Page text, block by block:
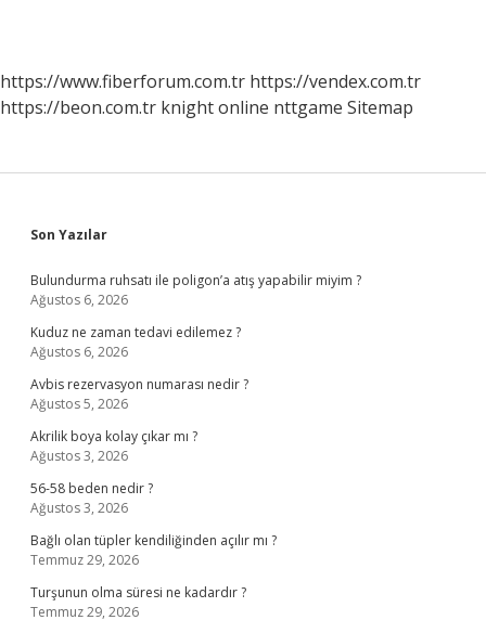
https://www.fiberforum.com.tr https://vendex.com.tr
https://beon.com.tr knight online nttgame Sitemap
Sidebar
Son Yazılar
Bulundurma ruhsatı ile poligon’a atış yapabilir miyim ?
Ağustos 6, 2026
Kuduz ne zaman tedavi edilemez ?
Ağustos 6, 2026
Avbis rezervasyon numarası nedir ?
Ağustos 5, 2026
Akrilik boya kolay çıkar mı ?
Ağustos 3, 2026
56-58 beden nedir ?
Ağustos 3, 2026
Bağlı olan tüpler kendiliğinden açılır mı ?
Temmuz 29, 2026
Turşunun olma süresi ne kadardır ?
Temmuz 29, 2026